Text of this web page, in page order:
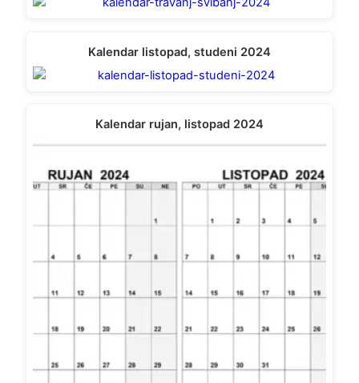
Kalendar listopad, studeni 2024
Kalendar rujan, listopad 2024